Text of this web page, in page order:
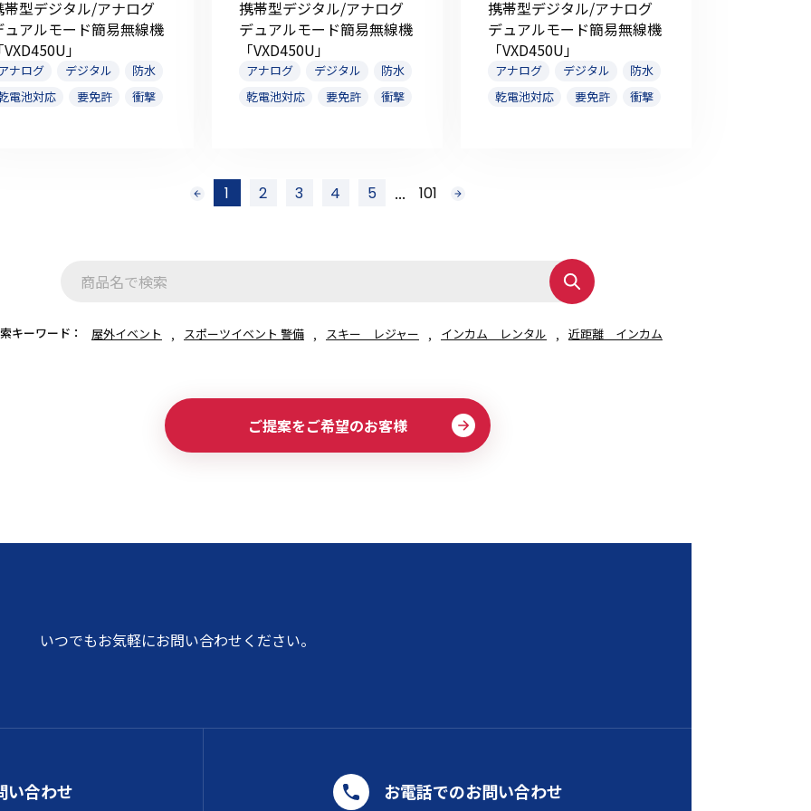
帯型デジタル/アナログ
ュアルモード簡易無線機
「VXD450U」
ナログ デジタル
防水
電池対応
要免許 衝撃
携帯型デジタル/アナログ
デュアルモード簡易無線機
「VXD450U」
アナログ デジタル
防水
乾電池対応
要免許 衝撃
携帯型デジタル/アナログ
デュアルモード簡易無線機
「VXD450U」
アナログ デジタル
防水
乾電池対応
要免許 衝撃
前 1 2 3 4 5 ... 101 次
キーワード： 屋外イベント スポーツイベント 警備 スキー レジャー インカム レンタル 近距離 インカム
ご提案をご希望のお客様
いつでもお気軽にお問い合わせください。
い合わせ お電話でのお問い合わせ